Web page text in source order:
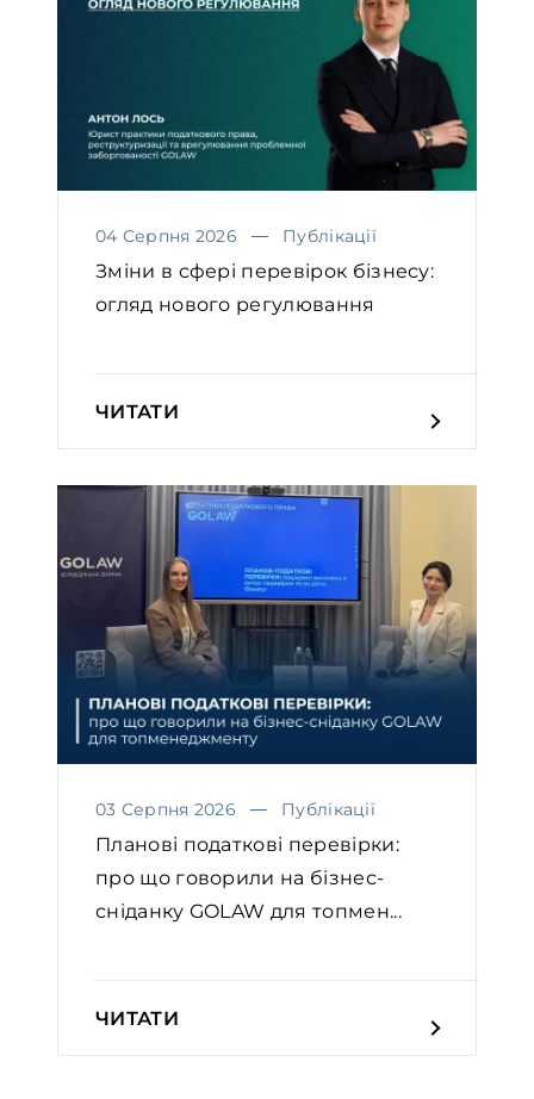
04 Серпня 2026 Публікації
Зміни в сфері перевірок бізнесу:
огляд нового регулювання
ЧИТАТИ
03 Серпня 2026 Публікації
Планові податкові перевірки:
про що говорили на бізнес-
сніданку GOLAW для топмен...
ЧИТАТИ